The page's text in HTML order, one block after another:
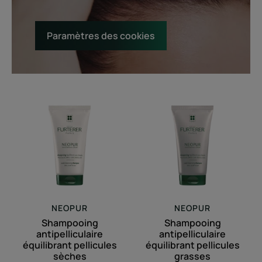
Paramètres des cookies
équilibrant
pellicules
sèches
NEOPUR
Shampooing
antipelliculaire
équilibrant pellicules
sèches
équilibrant
pellicules
grasses
NEOPUR
Shampooing
antipelliculaire
équilibrant pellicules
grasses